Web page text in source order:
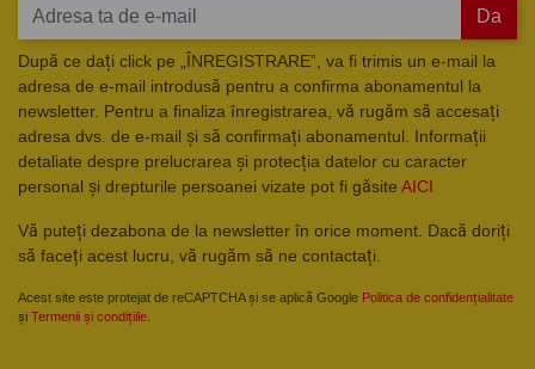
Da
După ce dați click pe „ÎNREGISTRARE”, va fi trimis un e-mail la
adresa de e-mail introdusă pentru a confirma abonamentul la
newsletter. Pentru a finaliza înregistrarea, vă rugăm să accesați
adresa dvs. de e-mail și să confirmați abonamentul. Informații
detaliate despre prelucrarea și protecția datelor cu caracter
personal și drepturile persoanei vizate pot fi găsite AICI
Vă puteți dezabona de la newsletter în orice moment. Dacă doriți
să faceți acest lucru, vă rugăm să ne contactați.
Acest site este protejat de reCAPTCHA și se aplică Google Politica de confidențialitate
și Termenii și condițiile